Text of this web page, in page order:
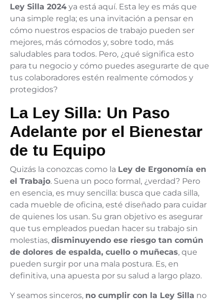
Ley Silla 2024 ya está aquí. Esta ley es más que
una simple regla; es una invitación a pensar en
cómo nuestros espacios de trabajo pueden ser
mejores, más cómodos y, sobre todo, más
saludables para todos. Pero, ¿qué significa esto
para tu negocio y cómo puedes asegurarte de que
tus colaboradores estén realmente cómodos y
protegidos?
La Ley Silla: Un Paso
Adelante por el Bienestar
de tu Equipo
Quizás la conozcas como la Ley de Ergonomía en
el Trabajo. Suena un poco formal, ¿verdad? Pero
en esencia, es muy sencilla: busca que cada silla,
cada mueble de oficina, esté diseñado para cuidar
de quienes los usan. Su gran objetivo es asegurar
que tus empleados puedan hacer su trabajo sin
molestias, disminuyendo ese riesgo tan común
de dolores de espalda, cuello o muñecas, que
pueden surgir por una mala postura. Es, en
definitiva, una apuesta por su salud a largo plazo.
Y seamos sinceros, no cumplir con la Ley Silla no